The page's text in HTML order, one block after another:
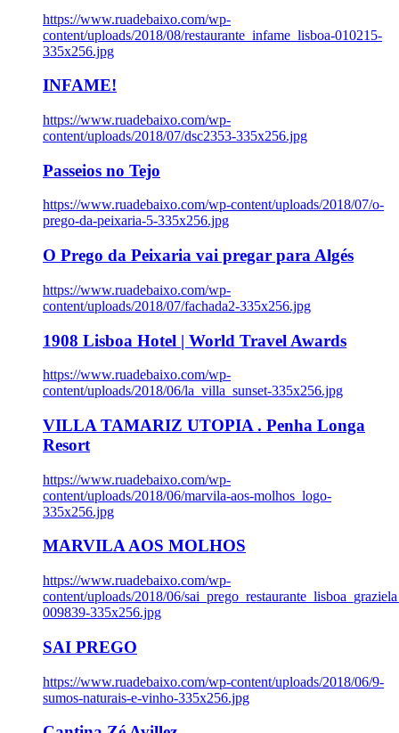
https://www.ruadebaixo.com/wp-
content/uploads/2018/08/restaurante_infame_lisboa-010215-
335x256.jpg
INFAME!
https://www.ruadebaixo.com/wp-
content/uploads/2018/07/dsc2353-335x256.jpg
Passeios no Tejo
https://www.ruadebaixo.com/wp-content/uploads/2018/07/o-
prego-da-peixaria-5-335x256.jpg
O Prego da Peixaria vai pregar para Algés
https://www.ruadebaixo.com/wp-
content/uploads/2018/07/fachada2-335x256.jpg
1908 Lisboa Hotel | World Travel Awards
https://www.ruadebaixo.com/wp-
content/uploads/2018/06/la_villa_sunset-335x256.jpg
VILLA TAMARIZ UTOPIA . Penha Longa
Resort
https://www.ruadebaixo.com/wp-
content/uploads/2018/06/marvila-aos-molhos_logo-
335x256.jpg
MARVILA AOS MOLHOS
https://www.ruadebaixo.com/wp-
content/uploads/2018/06/
009839-335x256.jpg
SAI PREGO
https://www.ruadebaixo.com/wp-content/uploads/2018/06/9-
sumos-naturais-e-vinho-335x256.jpg